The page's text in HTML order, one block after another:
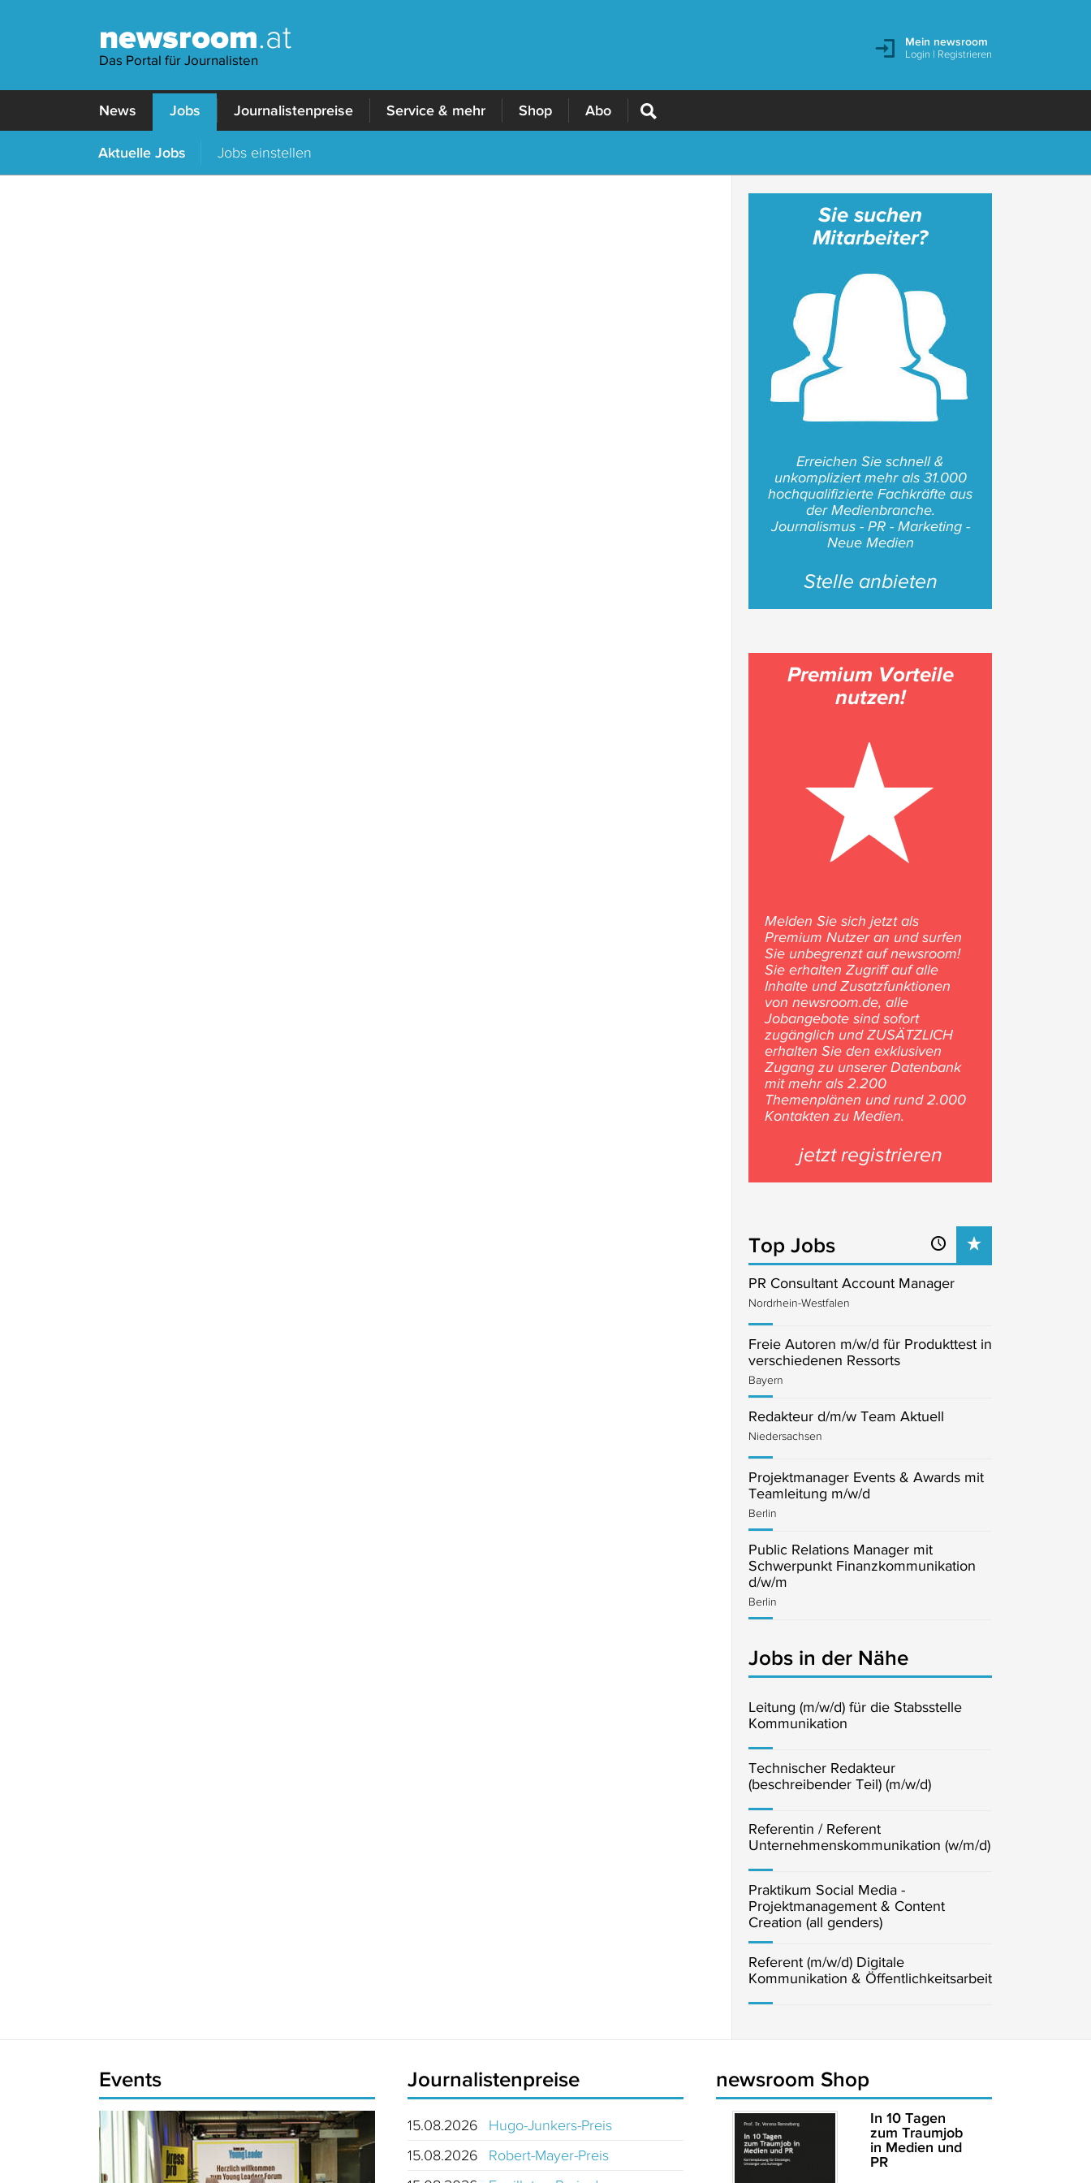
newsroom.at
Das Portal für Journalisten
Mein newsroom
Login | Registrieren
News Jobs Journalistenpreise Service & mehr Shop Abo
Aktuelle Jobs Jobs einstellen
Sie suchen
Mitarbeiter?
Erreichen Sie schnell &
unkompliziert mehr als 31.000
hochqualifizierte Fachkräfte aus
der Medienbranche.
Journalismus - PR - Marketing -
Neue Medien
Stelle anbieten
Premium Vorteile
nutzen!
Melden Sie sich jetzt als
Premium Nutzer an und surfen
Sie unbegrenzt auf newsroom!
Sie erhalten Zugriff auf alle
Inhalte und Zusatzfunktionen
von newsroom.de, alle
Jobangebote sind sofort
zugänglich und ZUSÄTZLICH
erhalten Sie den exklusiven
Zugang zu unserer Datenbank
mit mehr als 2.200
Themenplänen und rund 2.000
Kontakten zu Medien.
jetzt registrieren
Top Jobs
PR Consultant Account Manager
Nordrhein-Westfalen
Freie Autoren m/w/d für Produkttest in
verschiedenen Ressorts
Bayern
Redakteur d/m/w Team Aktuell
Niedersachsen
Projektmanager Events & Awards mit
Teamleitung m/w/d
Berlin
Public Relations Manager mit
Schwerpunkt Finanzkommunikation
d/w/m
Berlin
Jobs in der Nähe
Leitung (m/w/d) für die Stabsstelle
Kommunikation
Technischer Redakteur
(beschreibender Teil) (m/w/d)
Referentin / Referent
Unternehmenskommunikation (w/m/d)
Praktikum Social Media -
Projektmanagement & Content
Creation (all genders)
Referent (m/w/d) Digitale
Kommunikation & Öffentlichkeitsarbeit
Events Journalistenpreise
15.08.2026
Hugo-Junkers-Preis
15.08.2026
Robert-Mayer-Preis
newsroom Shop
In 10 Tagen
zum Traumjob
in Medien und
PR